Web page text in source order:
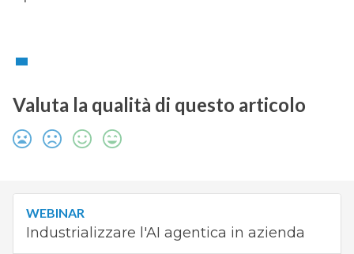
Valuta la qualità di questo articolo
WEBINAR
Industrializzare l'AI agentica in azienda